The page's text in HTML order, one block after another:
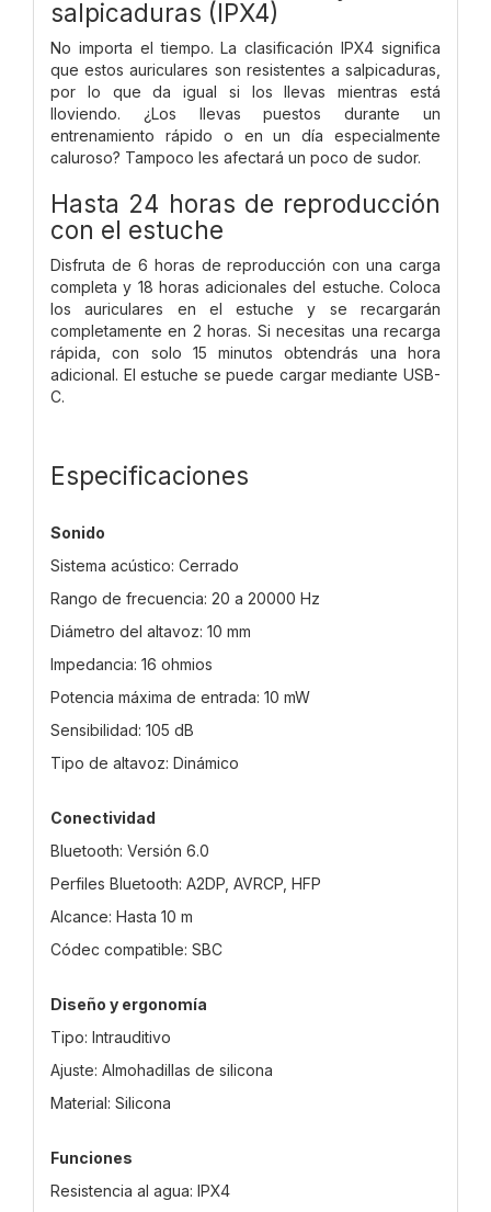
salpicaduras (IPX4)
No importa el tiempo. La clasificación IPX4 significa
que estos auriculares son resistentes a salpicaduras,
por lo que da igual si los llevas mientras está
lloviendo. ¿Los llevas puestos durante un
entrenamiento rápido o en un día especialmente
caluroso? Tampoco les afectará un poco de sudor.
Hasta 24 horas de reproducción
con el estuche
Disfruta de 6 horas de reproducción con una carga
completa y 18 horas adicionales del estuche. Coloca
los auriculares en el estuche y se recargarán
completamente en 2 horas. Si necesitas una recarga
rápida, con solo 15 minutos obtendrás una hora
adicional. El estuche se puede cargar mediante USB-
C.
Especificaciones
Sonido
Sistema acústico: Cerrado
Rango de frecuencia: 20 a 20000 Hz
Diámetro del altavoz: 10 mm
Impedancia: 16 ohmios
Potencia máxima de entrada: 10 mW
Sensibilidad: 105 dB
Tipo de altavoz: Dinámico
Conectividad
Bluetooth: Versión 6.0
Perfiles Bluetooth: A2DP, AVRCP, HFP
Alcance: Hasta 10 m
Códec compatible: SBC
Diseño y ergonomía
Tipo: Intrauditivo
Ajuste: Almohadillas de silicona
Material: Silicona
Funciones
Resistencia al agua: IPX4